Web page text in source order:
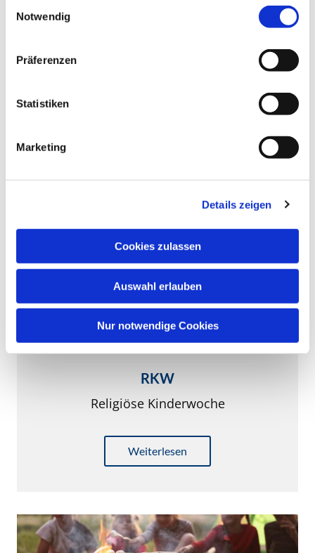
Notwendig
Präferenzen
Statistiken
Marketing
Details zeigen
Cookies zulassen
Auswahl erlauben
Nur notwendige Cookies
KBT
Weiterlesen
RKW
Religiöse Kinderwoche
Weiterlesen